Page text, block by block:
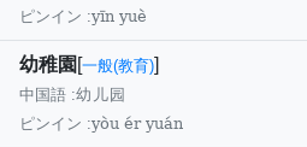
ピンイン :yīn yuè
幼稚園 [一般(教育)]
中国語 :幼儿园
ピンイン :yòu ér yuán